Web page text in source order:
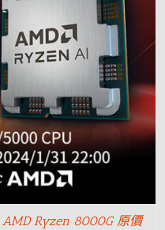
Ryzen 8000G 原價